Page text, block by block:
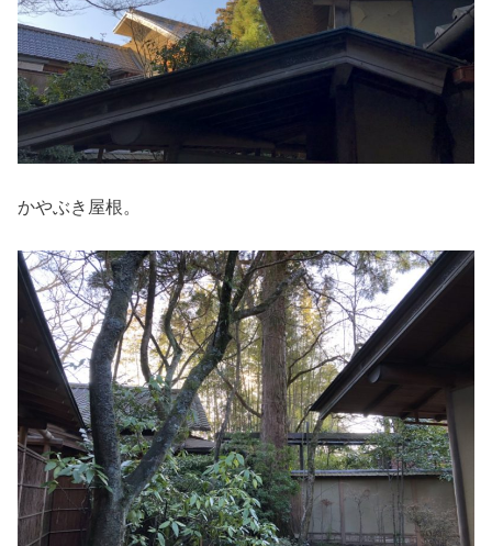
かやぶき屋根。